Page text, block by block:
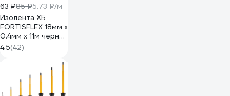
63 ₽85 ₽5.73 ₽/м
Изолента ХБ
FORTISFLEX 18мм х
0.4мм х 11м черная
71242
4.5(42)